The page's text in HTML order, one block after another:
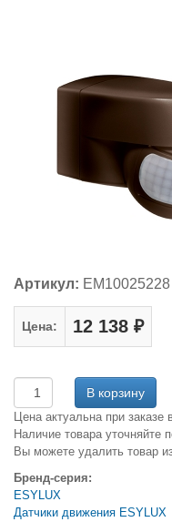
Артикул: EM10025228
Цена: 12 138 ₽
Цена актуальна при заказе
Наличие товара уточняйте
Вы можете удалить товар
Бренд-серия:
ESYLUX
Датчики движения ESYLUX